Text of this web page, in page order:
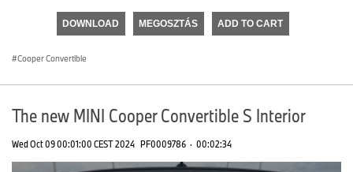
seconds
DOWNLOAD MEGOSZTÁS ADD TO CART
Cooper Convertible
The new MINI Cooper Convertible S Interior
Wed Oct 09 00:01:00 CEST 2024 PF0009786 · 00:02:34